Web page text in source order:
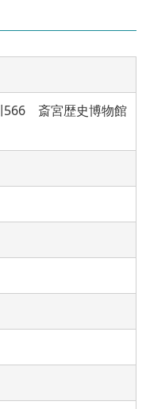
566 斎宮歴史博物館